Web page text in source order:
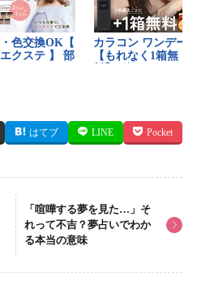
はてブ LINE Pocket
「喧嘩する夢を見た…」そ
れって不吉？夢占いでわか
る本当の意味